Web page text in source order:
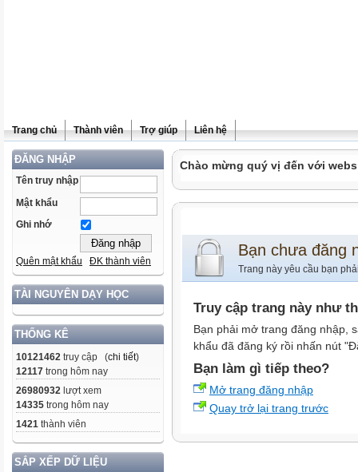
Trang chủ Thành viên Trợ giúp Liên hệ
ĐĂNG NHẬP
Tên truy nhập
Mật khẩu
Ghi nhớ
Quên mật khẩu ĐK thành viên
TÀI NGUYÊN DẠY HỌC
THỐNG KÊ
10121462 truy cập (chi tiết)
12117 trong hôm nay
26980932 lượt xem
14335 trong hôm nay
1421 thành viên
SẮP XẾP DỮ LIỆU
Chào mừng quý vị đến với
Bạn chưa đăng
Trang này yêu cầu bạn
Truy cập trang này như
Bạn phải mở trang đăng nhập,
khẩu đã đăng ký rồi nhấn nút
Bạn làm gì tiếp theo?
Mở trang đăng nhập
Quay trở lại trang trước